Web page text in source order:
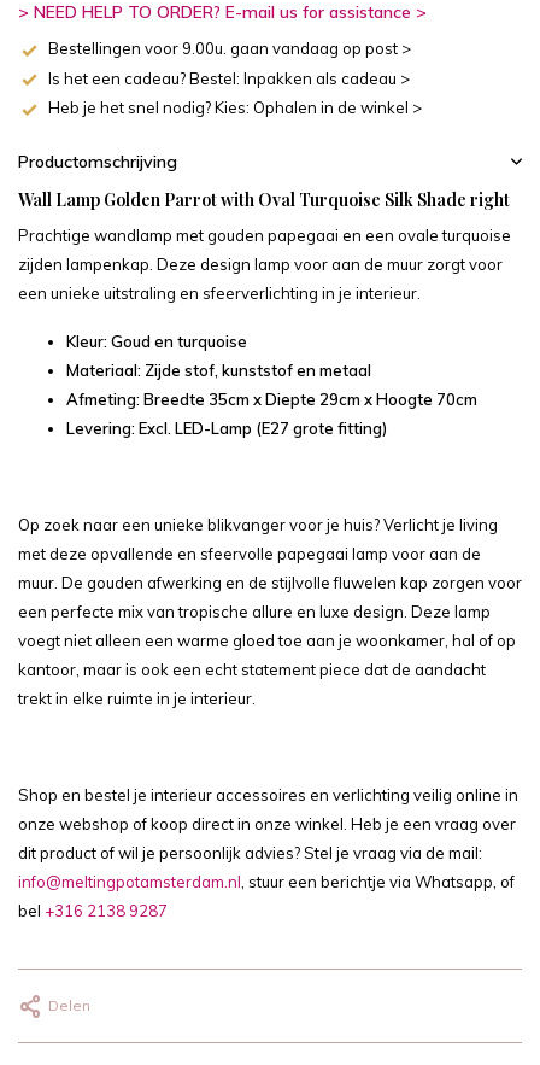
> NEED HELP TO ORDER? E-mail us for assistance >
Bestellingen voor 9.00u. gaan vandaag op post >
Is het een cadeau? Bestel: Inpakken als cadeau >
Heb je het snel nodig? Kies: Ophalen in de winkel >
Productomschrijving
Wall Lamp Golden Parrot with Oval Turquoise Silk Shade right
Prachtige wandlamp met gouden papegaai en een ovale turquoise
zijden lampenkap. Deze design lamp voor aan de muur zorgt voor
een unieke uitstraling en sfeerverlichting in je interieur.
Kleur: Goud en turquoise
Materiaal: Zijde stof, kunststof en metaal
Afmeting: Breedte 35cm x Diepte 29cm x Hoogte 70cm
Levering: Excl. LED-Lamp (E27 grote fitting)
Op zoek naar een unieke blikvanger voor je huis? Verlicht je living
met deze opvallende en sfeervolle papegaai lamp voor aan de
muur. De gouden afwerking en de stijlvolle fluwelen kap zorgen voor
een perfecte mix van tropische allure en luxe design. Deze lamp
voegt niet alleen een warme gloed toe aan je woonkamer, hal of op
kantoor, maar is ook een echt statement piece dat de aandacht
trekt in elke ruimte in je interieur.
Shop en bestel je interieur accessoires en verlichting veilig online in
onze webshop of koop direct in onze winkel. Heb je een vraag over
dit product of wil je persoonlijk advies? Stel je vraag via de mail:
info@meltingpotamsterdam.nl, stuur een berichtje via Whatsapp, of
bel +316 2138 9287
Delen